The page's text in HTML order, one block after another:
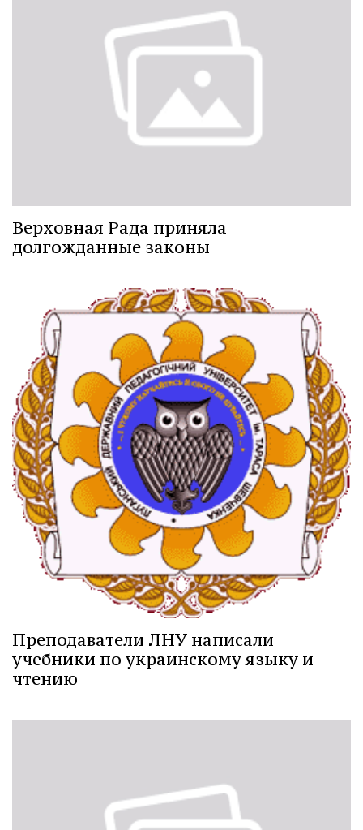
Верховная Рада приняла
долгожданные законы
Преподаватели ЛНУ написали
учебники по украинскому языку и
чтению